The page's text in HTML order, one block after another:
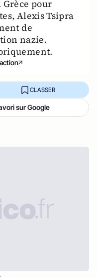
pour
Alexis Tsipra
de
nazie.
CLASSER
sur Google